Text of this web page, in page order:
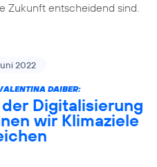
Zukunft entscheidend sind.
2022
DAIBER:
Digitalisierung
wir Klimaziele